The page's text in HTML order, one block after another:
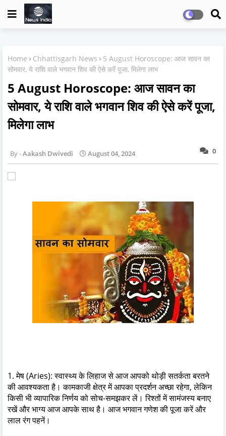
Home Chhattisgarh News
5 August Horoscope: आज सावन का
सोमवार, ये राशि वाले भगवान शिव की ऐसे करें पूजा, मिलेगा लाभ
5 August Horoscope: आज सावन का
सोमवार, ये राशि वाले भगवान शिव की ऐसे करें पूजा,
मिलेगा लाभ
0
Aakash Dwivedi August 04, 2024
1. मेष (Aries): स्वास्थ्य के लिहाज से आज आपको थोड़ी सतर्कता बरतने
की आवश्यकता है। कामकाजी क्षेत्र में आपका प्रदर्शन अच्छा रहेगा, लेकिन
किसी भी व्यापारिक निर्णय को सोच-समझकर लें। रिश्तों में सामंजस्य बनाए
रखें और भाग्य आज आपके साथ है। आज भगवान गणेश की पूजा करें और
लाल रंग पहनें।